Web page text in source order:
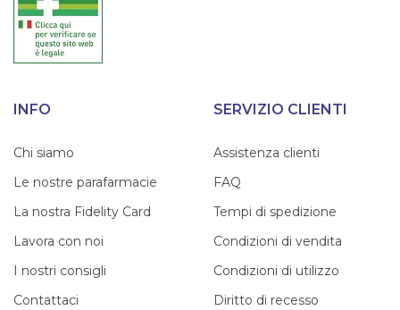
INFO
Chi siamo
Le nostre parafarmacie
La nostra Fidelity Card
Lavora con noi
I nostri consigli
Contattaci
SERVIZIO CLIENTI
Assistenza clienti
FAQ
Tempi di spedizione
Condizioni di vendita
Condizioni di utilizzo
Diritto di recesso